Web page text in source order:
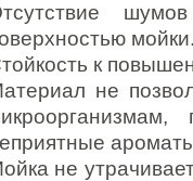
к
не
не